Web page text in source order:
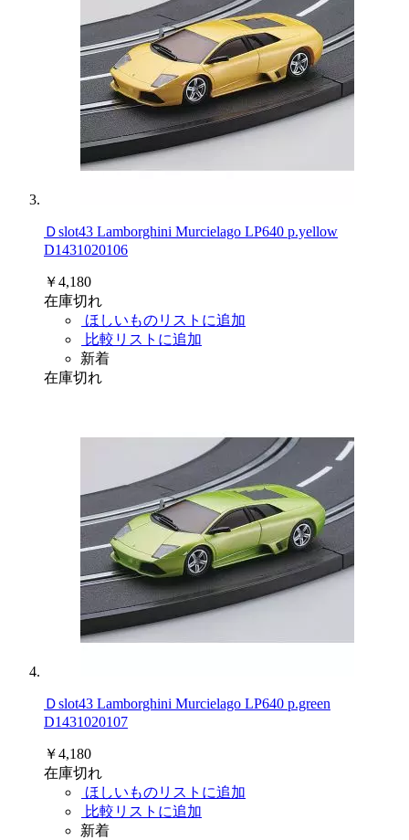
Ｄslot43 Lamborghini Murcielago LP640 p.yellow
D1431020106
￥4,180
在庫切れ
ほしいものリストに追加
比較リストに追加
新着
在庫切れ
Ｄslot43 Lamborghini Murcielago LP640 p.green
D1431020107
￥4,180
在庫切れ
ほしいものリストに追加
比較リストに追加
新着